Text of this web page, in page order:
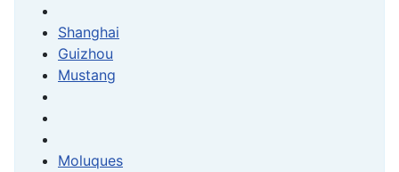
Shanghai
Guizhou
Mustang
Moluques